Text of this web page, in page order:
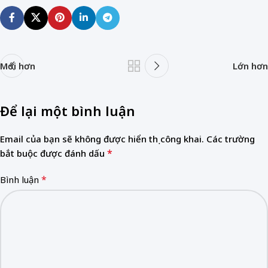
Mới hơn Lớn hơn
Để lại một bình luận
Email của bạn sẽ không được hiển thị công khai. Các trường
bắt buộc được đánh dấu *
Bình luận *